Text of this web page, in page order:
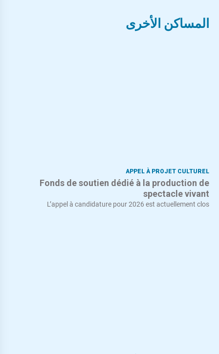
المساكن الأخرى
APPEL À PROJET CULTUREL
Fonds de soutien dédié à la production de
spectacle vivant
L’appel à candidature pour 2026 est actuellement clos